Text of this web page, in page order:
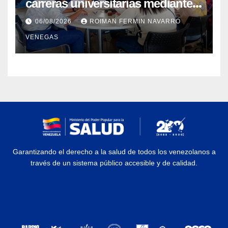
carreras universitarias mediante
convenio entre MinSalud y la
UCV
06/08/2026 ROIMAN FERMIN NAVARRO
VENEGAS
Garantizando el derecho a la salud de todos los venezolanos a
través de un sistema público accesible y de calidad.